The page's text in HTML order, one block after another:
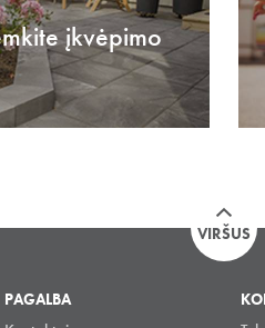
įkvėpimo
VIRŠUS
PAGALBA